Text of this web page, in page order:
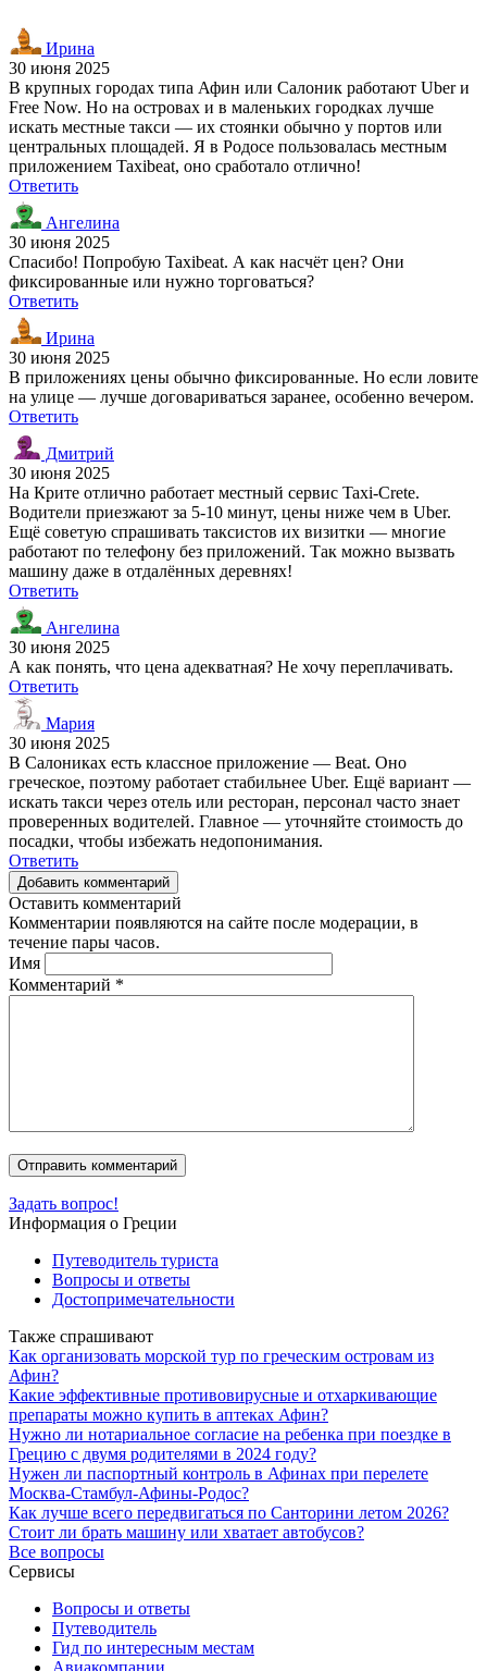
Ирина
30 июня 2025
В крупных городах типа Афин или Салоник работают Uber и
Free Now. Но на островах и в маленьких городках лучше
искать местные такси — их стоянки обычно у портов или
центральных площадей. Я в Родосе пользовалась местным
приложением Taxibeat, оно сработало отлично!
Ответить
Ангелина
30 июня 2025
Спасибо! Попробую Taxibeat. А как насчёт цен? Они
фиксированные или нужно торговаться?
Ответить
Ирина
30 июня 2025
В приложениях цены обычно фиксированные. Но если ловите
на улице — лучше договариваться заранее, особенно вечером.
Ответить
Дмитрий
30 июня 2025
На Крите отлично работает местный сервис Taxi-Crete.
Водители приезжают за 5-10 минут, цены ниже чем в Uber.
Ещё советую спрашивать таксистов их визитки — многие
работают по телефону без приложений. Так можно вызвать
машину даже в отдалённых деревнях!
Ответить
Ангелина
30 июня 2025
А как понять, что цена адекватная? Не хочу переплачивать.
Ответить
Мария
30 июня 2025
В Салониках есть классное приложение — Beat. Оно
греческое, поэтому работает стабильнее Uber. Ещё вариант —
искать такси через отель или ресторан, персонал часто знает
проверенных водителей. Главное — уточняйте стоимость до
посадки, чтобы избежать недопонимания.
Ответить
Добавить комментарий
Оставить комментарий
Комментарии появляются на сайте после модерации, в
течение пары часов.
Имя
Комментарий *
Задать вопрос!
Информация о Греции
Путеводитель туриста
Вопросы и ответы
Достопримечательности
Также спрашивают
Как организовать морской тур по греческим островам из
Афин?
Какие эффективные противовирусные и отхаркивающие
препараты можно купить в аптеках Афин?
Нужно ли нотариальное согласие на ребенка при поездке в
Грецию с двумя родителями в 2024 году?
Нужен ли паспортный контроль в Афинах при перелете
Москва-Стамбул-Афины-Родос?
Как лучше всего передвигаться по Санторини летом 2026?
Стоит ли брать машину или хватает автобусов?
Все вопросы
Сервисы
Вопросы и ответы
Путеводитель
Гид по интересным местам
Авиакомпании